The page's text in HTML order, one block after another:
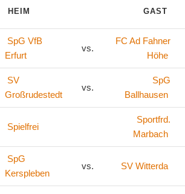
HEIM GAST
SpG VfB
Erfurt
vs.
FC Ad Fahner
Höhe
SV
Großrudestedt
vs.
SpG
Ballhausen
Spielfrei
Sportfrd.
Marbach
SpG
Kerspleben
vs. SV Witterda